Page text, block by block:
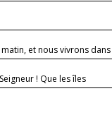
et nous vivrons dans
! Que les îles